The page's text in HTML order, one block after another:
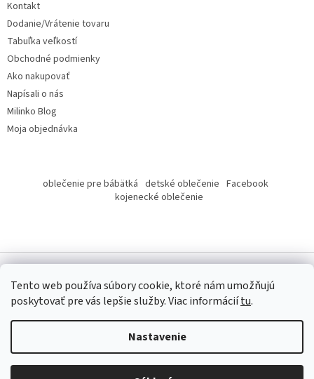
Tento web používa súbory cookie, ktoré nám umožňujú
poskytovať pre vás lepšie služby.Viac informáciítu.
Nastavenie
Kontakt
Dodanie/Vrátenie tovaru
Tabuľka veľkostí
Obchodné podmienky
Ako nakupovať
Napísali o nás
Milinko Blog
Moja objednávka
oblečenie pre bábätká detské oblečenie Facebook
kojenecké oblečenie
Copyright 2026Milinko oblečenie. Všetky práva vyhradené.